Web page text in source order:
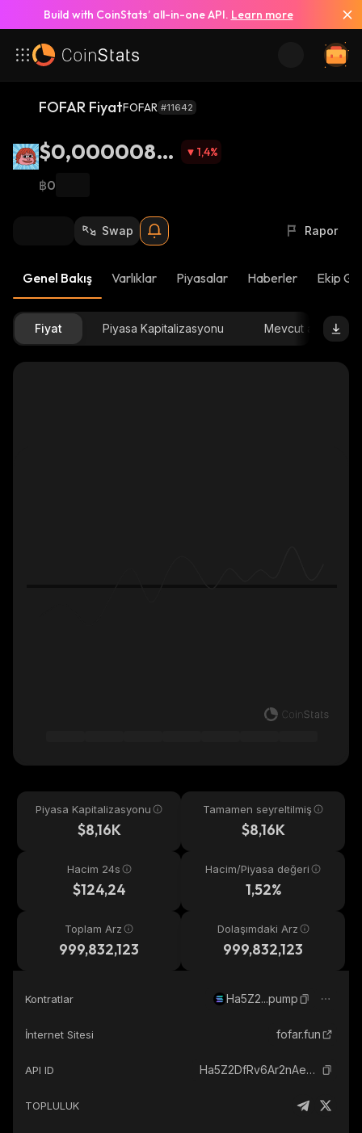
Build with CoinStats’ all-in-one API. Learn more
FOFAR FiyatFOFAR #11642
$0,00000815
7
1,4%
฿0
Swap Rapor
Genel Bakış Varlıklar Piyasalar Haberler Ekip
Fiyat Piyasa Kapitalizasyonu Mevcut arz
Piyasa Kapitalizasyonu
$8,16K
Tamamen seyreltilmiş
$8,16K
Hacim 24s
$124,24
Hacim/Piyasa değeri
1,52%
Toplam Arz
999,832,123
Dolaşımdaki Arz
999,832,123
Kontratlar Ha5Z2...pump
İnternet Sitesi fofar.fun
API ID Ha5Z2DfRv6Ar2nAeBLCGWHqzwXKL3of4DqKwzzwpump_solana
TOPLULUK